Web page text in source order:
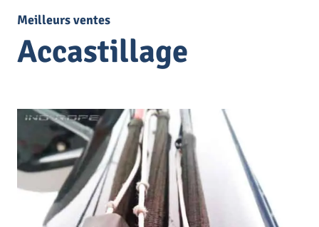
Meilleurs ventes
Accastillage